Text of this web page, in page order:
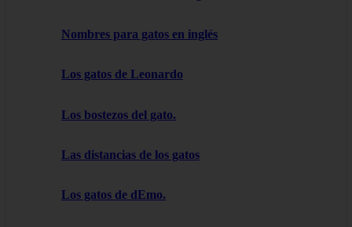
Nombres para gatos en inglés
Los gatos de Leonardo
Los bostezos del gato.
Las distancias de los gatos
Los gatos de dEmo.